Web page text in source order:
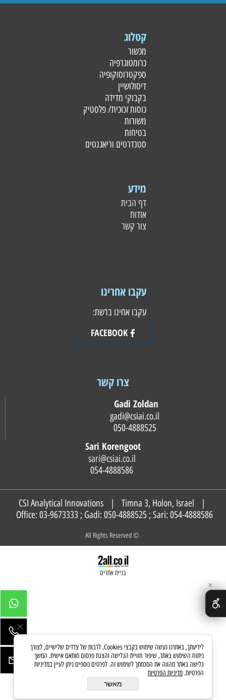
קטלוג
מכשור
כרומטוגרפיה
ספקטרוסוקופיה
דיסולושיין
בקבוקי מדידה
כוסות זכוכית/ פלסטיק
משורות
בטיחות
סטנדרטים וריאגנטים
מידע
דף הבית
אודות
צור קשר
עקבו אחרינו
עקבו אחינו ברשת:
FACEBOOK
צרו קשר
Gadi Zoldan
Sari Korengoot
sari@csiai.co.il
CSI Analytical Innovations | Timna 3, Holon, Israel |
Office: 03-9673333 ; Gadi: 050-4888525 ; Sari: 054-4888586
© All Rights Reserved
בניית אתרים
✕
לידיעתך, באתרנו נעשה שימוש בקבצי Cookies, לרבות של צדדים שלישיים, לצורך
ניתוח השימוש באתר, שיפור חוויית הגלישה והצגת פרסום מותאם אישית. המשך
גלישה באתר מהווה את הסכמתך לשימוש זה. לפרטים נוספים ניתן לעיין במדיניות
הפרטיות. מדיניות הפרטיות
מאשר